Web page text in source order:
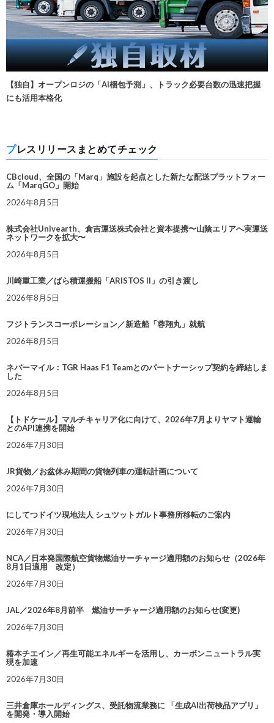
【独自】オープンロジの「AI梱包予測」、トラック必要台数の迅速把握
にも活用本格化
プレスリリースまとめてチェック
CBcloud、全国の「Marq」施設を起点とした新たな配送プラットフォー
ム「MarqGO」開始
2026年8月5日
株式会社Univearth、倉吉運送株式会社と資本提携〜山陰エリアへ実運送
ネットワークを拡大〜
2026年8月5日
川崎重工業／ばら積運搬船「ARISTOS II」の引き渡し
2026年8月5日
フジトランスコーポレーション／新造船「蓉翔丸」就航
2026年8月5日
ネバーマイル：TGR Haas F1 Teamとのパートナーシップ契約を締結しま
した
2026年8月5日
【トドケール】マルチキャリア化に向けて、2026年7月よりヤマト運輸
とのAPI連携を開始
2026年7月30日
JR貨物／お盆休み期間の貨物列車の運転計画について
2026年7月30日
にしてつドイツ現地法人 シュツットガルト事務所移転のご案内
2026年7月30日
NCA／日本発国際航空貨物燃油サーチャージ適用額のお知らせ（2026年
8月1日適用 改定）
2026年7月30日
JAL／2026年8月前半 燃油サーチャージ適用額のお知らせ(変更)
2026年7月30日
椿本チエイン／再生可能エネルギーを活用し、カーボンニュートラル実
現を加速
2026年7月30日
三井倉庫ホールディングス、受託物流業務に 「生成AI出荷検品アプリ」
を開発・導入開始